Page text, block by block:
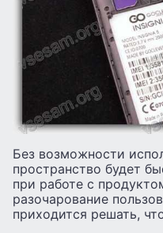
Без возможности
пространство будет
при работе с
разочарование
приходится решать,